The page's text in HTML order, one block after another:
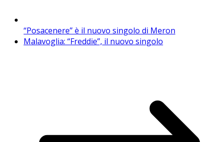
“Posacenere” è il nuovo singolo di Meron
Malavoglia: “Freddie”, il nuovo singolo